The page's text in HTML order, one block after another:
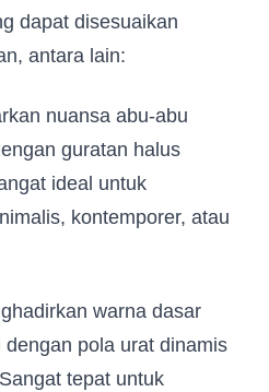
dapat disesuaikan
antara lain:
nuansa abu-abu
guratan halus
ideal untuk
kontemporer, atau
warna dasar
pola urat dinamis
tepat untuk